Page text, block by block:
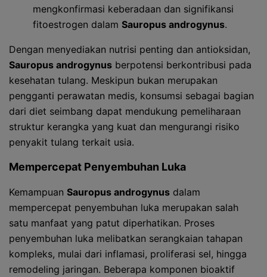
mengkonfirmasi keberadaan dan signifikansi
fitoestrogen dalam Sauropus androgynus.
Dengan menyediakan nutrisi penting dan antioksidan,
Sauropus androgynus berpotensi berkontribusi pada
kesehatan tulang. Meskipun bukan merupakan
pengganti perawatan medis, konsumsi sebagai bagian
dari diet seimbang dapat mendukung pemeliharaan
struktur kerangka yang kuat dan mengurangi risiko
penyakit tulang terkait usia.
Mempercepat Penyembuhan Luka
Kemampuan Sauropus androgynus dalam
mempercepat penyembuhan luka merupakan salah
satu manfaat yang patut diperhatikan. Proses
penyembuhan luka melibatkan serangkaian tahapan
kompleks, mulai dari inflamasi, proliferasi sel, hingga
remodeling jaringan. Beberapa komponen bioaktif